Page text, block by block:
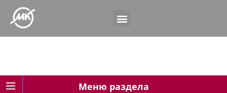
Меню раздела